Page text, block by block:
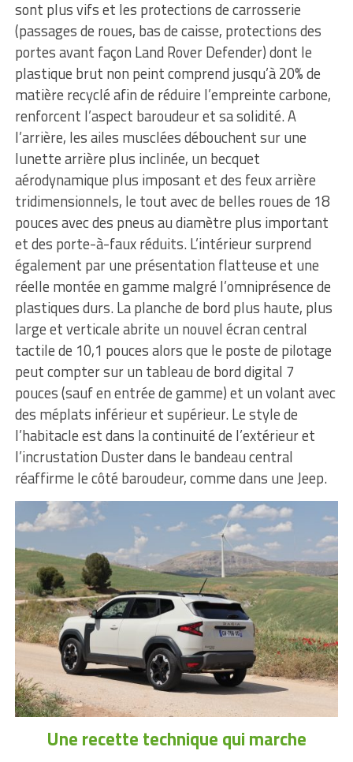
sont plus vifs et les protections de carrosserie
(passages de roues, bas de caisse, protections des
portes avant façon Land Rover Defender) dont le
plastique brut non peint comprend jusqu’à 20% de
matière recyclé afin de réduire l’empreinte carbone,
renforcent l’aspect baroudeur et sa solidité. A
l’arrière, les ailes musclées débouchent sur une
lunette arrière plus inclinée, un becquet
aérodynamique plus imposant et des feux arrière
tridimensionnels, le tout avec de belles roues de 18
pouces avec des pneus au diamètre plus important
et des porte-à-faux réduits. L’intérieur surprend
également par une présentation flatteuse et une
réelle montée en gamme malgré l’omniprésence de
plastiques durs. La planche de bord plus haute, plus
large et verticale abrite un nouvel écran central
tactile de 10,1 pouces alors que le poste de pilotage
peut compter sur un tableau de bord digital 7
pouces (sauf en entrée de gamme) et un volant avec
des méplats inférieur et supérieur. Le style de
l’habitacle est dans la continuité de l’extérieur et
l’incrustation Duster dans le bandeau central
réaffirme le côté baroudeur, comme dans une Jeep.
Une recette technique qui marche